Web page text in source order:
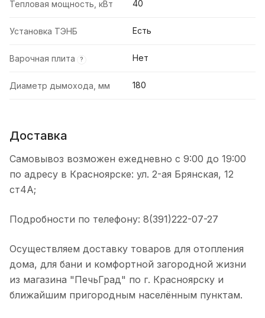
Тепловая мощность, кВт 40
Установка ТЭНБ Есть
Варочная плита ? Нет
Диаметр дымохода, мм 180
Доставка
Самовывоз возможен ежедневно с 9:00 до 19:00
по адресу в Красноярске: ул. 2-ая Брянская, 12
ст4А;
Подробности по телефону: 8(391)222-07-27
Осуществляем доставку товаров для отопления
дома, для бани и комфортной загородной жизни
из магазина "ПечьГрад" по г. Красноярску и
ближайшим пригородным населённым пунктам.